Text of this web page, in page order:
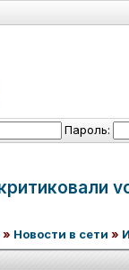
Пароль:
» Новости в сети »